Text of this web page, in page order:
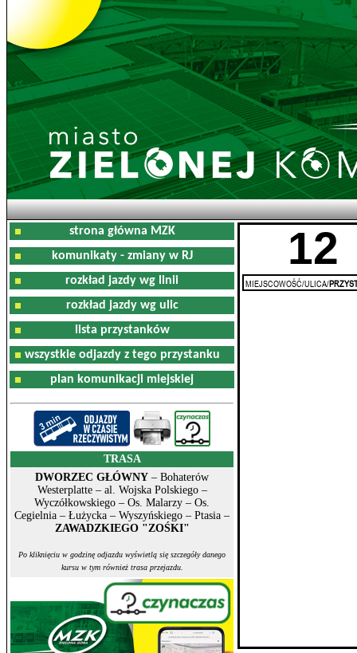
strona główna MZK
komunikaty - zmiany w RJ
rozkład jazdy wg linii
rozkład jazdy wg ulic
lista przystanków
wszystkie odjazdy z tego przystanku
plan komunikacji miejskiej
TRASA
DWORZEC GŁÓWNY – Bohaterów
Westerplatte – al. Wojska Polskiego –
Wyczółkowskiego – Os. Malarzy – Os.
Cegielnia – Łużycka – Wyszyńskiego – Ptasia –
ZAWADZKIEGO "ZOŚKI"
Po kliknięciu w godzinę odjazdu wyświetlą się szczegóły danego
kursu w tym również trasa przejazdu.
12
MIEJSCOWOŚĆ/ULICA/